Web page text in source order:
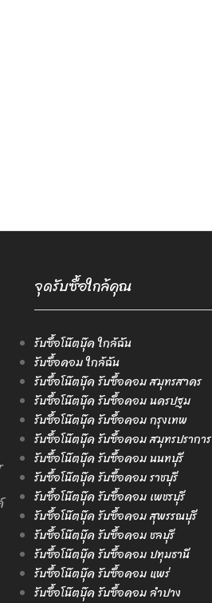
จุดรับซื้อใกล้คุณ
รับซื้อโน๊ตบุ๊ค ใกล้ฉัน
รับซื้อคอม ใกล้ฉัน
รับซื้อโน๊ตบุ๊ค รับซื้อคอม สมุทรสาคร
รับซื้อโน๊ตบุ๊ค รับซื้อคอม นครปฐม
รับซื้อโน๊ตบุ๊ค รับซื้อคอม กรุงเทพ
รับซื้อโน๊ตบุ๊ค รับซื้อคอม สมุทรปราการ
รับซื้อโน๊ตบุ๊ค รับซื้อคอม นนทบุรี
รับซื้อโน๊ตบุ๊ค รับซื้อคอม ราชบุรี
รับซื้อโน๊ตบุ๊ค รับซื้อคอม เพชรบุรี
รับซื้อโน๊ตบุ๊ค รับซื้อคอม สุพรรณบุรี
รับซื้อโน๊ตบุ๊ค รับซื้อคอม ชลบุรี
รับซื้อโน๊ตบุ๊ค รับซื้อคอม ปทุมธานี
รับซื้อโน๊ตบุ๊ค รับซื้อคอม แพร่
รับซื้อโน๊ตบุ๊ค รับซื้อคอม ลำปาง